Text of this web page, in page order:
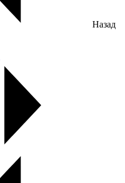
Назад